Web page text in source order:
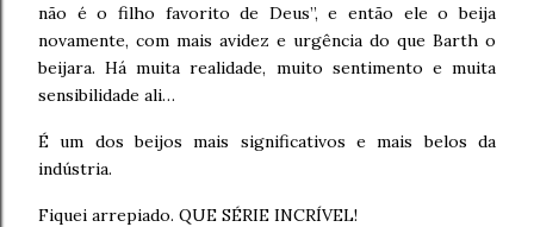
não é o filho favorito de Deus”, e então ele o beija
novamente, com mais avidez e urgência do que Barth o
beijara. Há muita realidade, muito sentimento e muita
sensibilidade ali…
É um dos beijos mais significativos e mais belos da
indústria.
Fiquei arrepiado. QUE SÉRIE INCRÍVEL!